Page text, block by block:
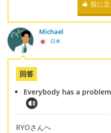
役に
Michael
日本
回答
Everybody has a
RYOさんへ